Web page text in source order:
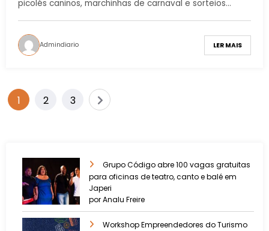
picolés caninos, marchinhas de carnaval e sorteios…
Admindiario LER MAIS
1 2 3
Grupo Código abre 100 vagas gratuitas
para oficinas de teatro, canto e balé em
Japeri
por Analu Freire
Workshop Empreendedores do Turismo